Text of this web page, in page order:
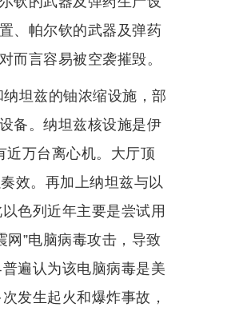
、帕尔钦的武器及弹药
而言容易被空袭摧毁。
坦兹的铀浓缩设施，部
备。纳坦兹核设施是伊
近万台离心机。大厅顶
效。再加上纳坦兹与以
色列近年主要是尝试用
”电脑病毒攻击，导致
遍认为该电脑病毒是美
发生起火和爆炸事故，